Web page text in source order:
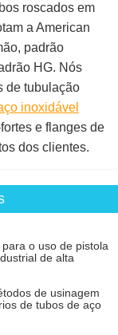
roscados em
a American
padrão
HG. Nós
de tubulação
inoxidável
e flanges de
dos clientes.
o uso de pistola
de alta
de usinagem
de tubos de aço